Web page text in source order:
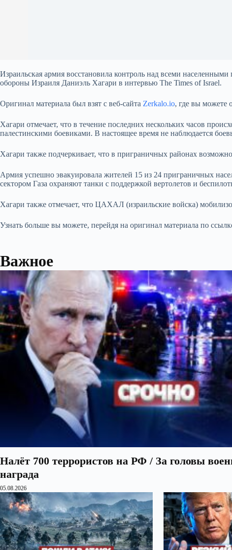
Израильская армия восстановила контроль над всеми
обороны Израиля Даниэль Хагари в интервью The Times of Israel.
Оригинал материала был взят с веб-сайта Zerkalo.io, где вы можете
Хагари отмечает, что в течение последних нескольких часов
палестинскими боевиками. В настоящее время не наблюдается
Хагари также подчеркивает, что в приграничных районах
Армия успешно эвакуировала жителей 15 из 24 приграничных
сектором Газа охраняют танки с поддержкой вертолетов и
Хагари также отмечает, что ЦАХАЛ (израильские войска)
Узнать больше вы можете, перейдя на оригинал материала по
Важное
Налёт 700 террористов на РФ / За головы
награда
05.08.2026